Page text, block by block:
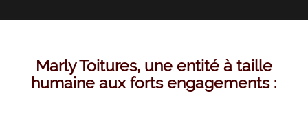
Marly Toitures, une entité à taille
humaine aux forts engagements :